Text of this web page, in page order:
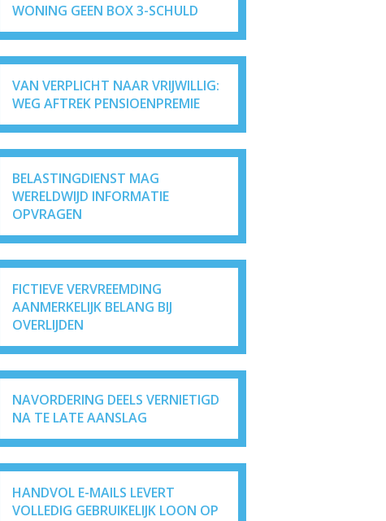
WONING GEEN BOX 3-SCHULD
VAN VERPLICHT NAAR VRIJWILLIG:
WEG AFTREK PENSIOENPREMIE
BELASTINGDIENST MAG
WERELDWIJD INFORMATIE
OPVRAGEN
FICTIEVE VERVREEMDING
AANMERKELIJK BELANG BIJ
OVERLIJDEN
NAVORDERING DEELS VERNIETIGD
NA TE LATE AANSLAG
HANDVOL E-MAILS LEVERT
VOLLEDIG GEBRUIKELIJK LOON OP